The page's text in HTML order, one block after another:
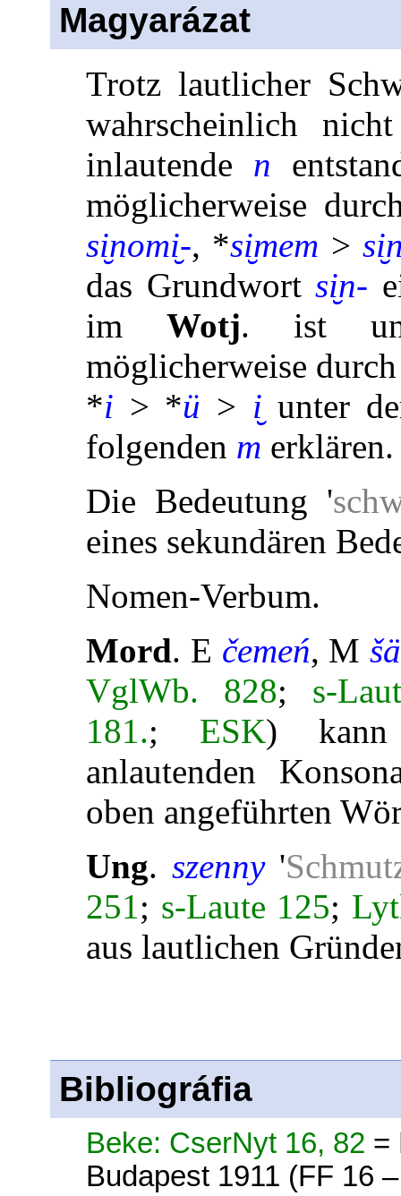
Magyarázat
Trotz lautlicher
wahrscheinlich
inlautende n
möglicherweise
si̮nomi̮-, *si̮mem >
das Grundwortsi̮n-
im Wotj. ist
möglicherweise
*i > *ü > i̮ unter
folgenden m erklären.
Die Bedeutung '
eines sekundären
Nomen-Verbum.
Mord. E čemeń, M
VglWb. 828; s-
181.; ESK) kann
anlautenden
oben angeführten
Ung. szenny'
251; s-Laute 125;
aus lautlichen
Bibliográfia
Beke: CserNyt 16, 82 =
Budapest 1911 (FF 16